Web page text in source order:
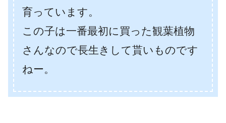
育っています。
この子は一番最初に買った観葉植物
さんなので長生きして貰いものです
ねー。